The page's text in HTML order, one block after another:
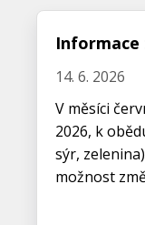
Informace
14. 6. 2026
V měsíci
2026, k
sýr,
možnost